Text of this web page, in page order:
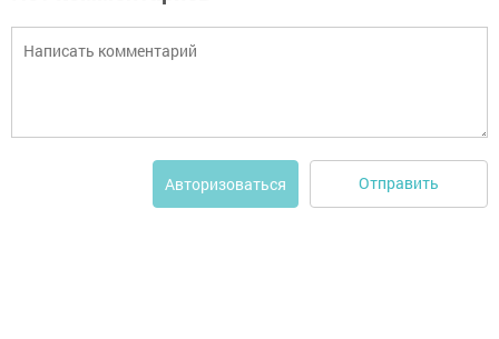
Авторизоваться Отправить